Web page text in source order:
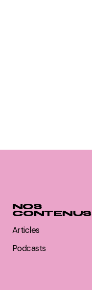
NOS
CONTENUS
Articles
Podcasts